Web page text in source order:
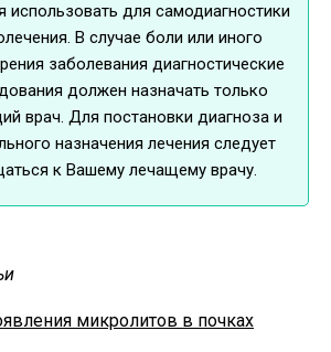
использовать для самодиагностики
В случае боли или иного
заболевания диагностические
должен назначать только
врач. Для постановки диагноза и
назначения лечения следует
к Вашему лечащему врачу.
микролитов в почках